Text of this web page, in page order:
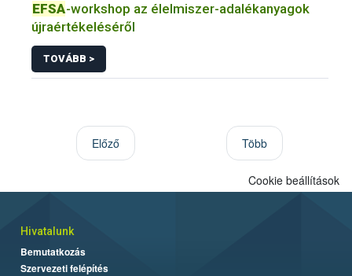
EFSA-workshop az élelmiszer-adalékanyagok
újraértékeléséről
TOVÁBB >
Előző Több
Cookie beállítások
Hivatalunk
Bemutatkozás
Szervezeti felépítés